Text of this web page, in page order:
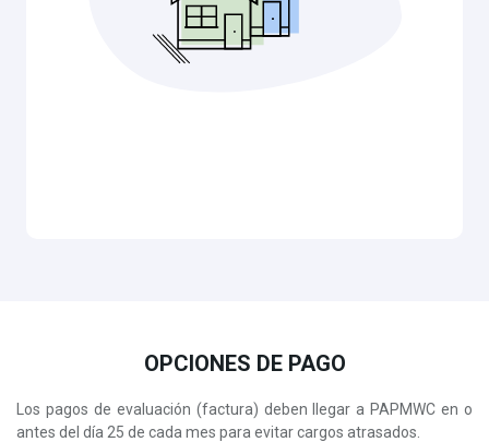
Cuente con que Palo Alto Park Mutual
Water Company esté ahí a la vuelta de su
OPCIONES DE PAGO
Los pagos de evaluación (factura) deben llegar a PAPMWC en o
antes del día 25 de cada mes para evitar cargos atrasados.